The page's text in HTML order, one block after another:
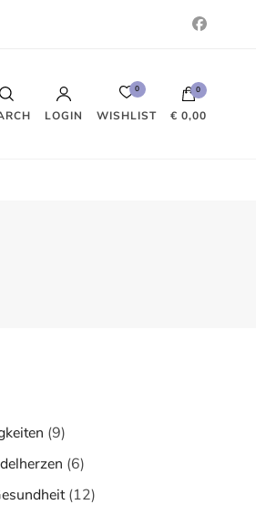
LOGIN
0
WISHLIST
0
€ 0,00
(9)
(6)
(12)